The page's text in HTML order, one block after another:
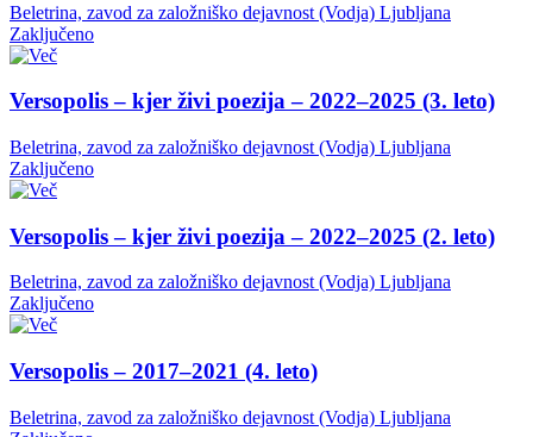
Beletrina, zavod za založniško dejavnost (Vodja) Ljubljana
Zaključeno
Versopolis – kjer živi poezija – 2022–2025 (3. leto)
Beletrina, zavod za založniško dejavnost (Vodja) Ljubljana
Zaključeno
Versopolis – kjer živi poezija – 2022–2025 (2. leto)
Beletrina, zavod za založniško dejavnost (Vodja) Ljubljana
Zaključeno
Versopolis – 2017–2021 (4. leto)
Beletrina, zavod za založniško dejavnost (Vodja) Ljubljana